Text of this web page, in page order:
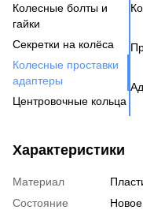
Колесные болты и
гайки
Секретки на колёса
Колесные проставки
адаптеры
Центровочные кольца
давления
Характеристики
Материал
Состояние
Новое